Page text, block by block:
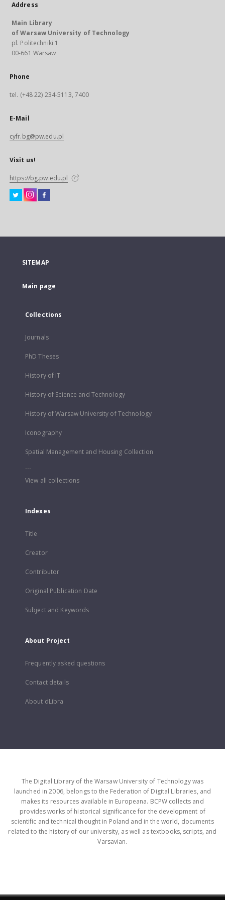
Address
Main Library
of Warsaw University of Technology
pl. Politechniki 1
00-661 Warsaw
Phone
tel. (+48 22) 234-5113, 7400
E-Mail
cyfr.bg@pw.edu.pl
Visit us!
https://bg.pw.edu.pl
SITEMAP
Main page
Collections
Journals
PhD Theses
History of IT
History of Science and Technology
History of Warsaw University of Technology
Iconography
Spatial Management and Housing Collection
...
View all collections
Indexes
Title
Creator
Contributor
Original Publication Date
Subject and Keywords
About Project
Frequently asked questions
Contact details
About dLibra
The Digital Library of the Warsaw University of Technology was
launched in 2006, belongs to the Federation of Digital Libraries, and
makes its resources available in Europeana. BCPW collects and
provides works of historical significance for the development of
scientific and technical thought in Poland and in the world, documents
related to the history of our university, as well as textbooks, scripts, and
Varsavian.